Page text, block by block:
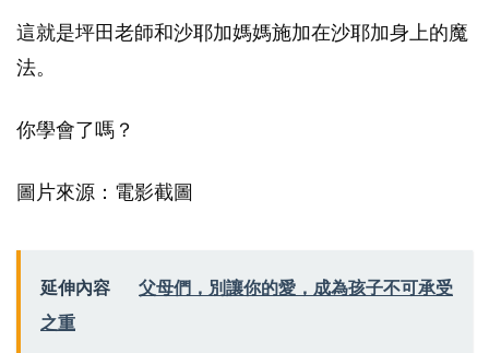
這就是坪田老師和沙耶加媽媽施加在沙耶加身上的魔
法。
你學會了嗎？
圖片來源：電影截圖
延伸內容
父母們，別讓你的愛，成為孩子不可承受
之重